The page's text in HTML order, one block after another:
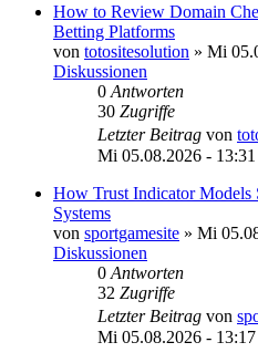
How to Review Domain
Betting Platforms
von totositesolution » Mi
Diskussionen
0 Antworten
30 Zugriffe
Letzter Beitrag von
Mi 05.08.2026 - 13:31
How Trust Indicator Models
Systems
von sportgamesite » Mi
Diskussionen
0 Antworten
32 Zugriffe
Letzter Beitrag von
Mi 05.08.2026 - 13:17